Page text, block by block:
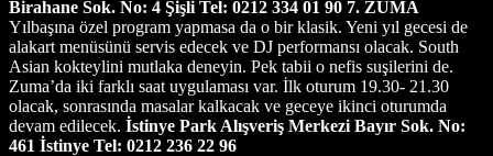
Birahane Sok. No: 4 Şişli Tel: 0212 334 01 90 7. ZUMA
Yılbaşına özel program yapmasa da o bir klasik. Yeni yıl gecesi de
alakart menüsünü servis edecek ve DJ performansı olacak. South
Asian kokteylini mutlaka deneyin. Pek tabii o nefis suşilerini de.
Zuma’da iki farklı saat uygulaması var. İlk oturum 19.30- 21.30
olacak, sonrasında masalar kalkacak ve geceye ikinci oturumda
devam edilecek. İstinye Park Alışveriş Merkezi Bayır Sok. No:
461 İstinye Tel: 0212 236 22 96